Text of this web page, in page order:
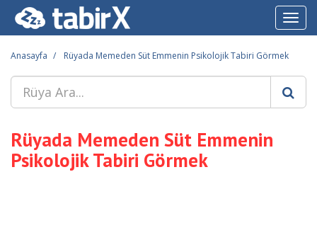
Anasayfa Rüyada Memeden Süt Emmenin Psikolojik Tabiri Görmek
Rüyada Memeden Süt Emmenin
Psikolojik Tabiri Görmek